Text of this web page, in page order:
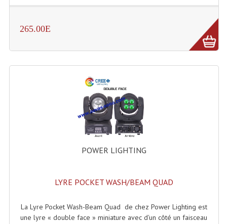
Flexibles Lumineux Leds
Guirlandes Lumineuse
Gyrophares À Leds
Lampes À Décharges
Lampes De Couleurs
265.00E
POWER LIGHTING
LYRE POCKET WASH/BEAM QUAD
La Lyre Pocket Wash-Beam Quad de chez Power Lighting est
une lyre « double face » miniature avec d'un côté un faisceau